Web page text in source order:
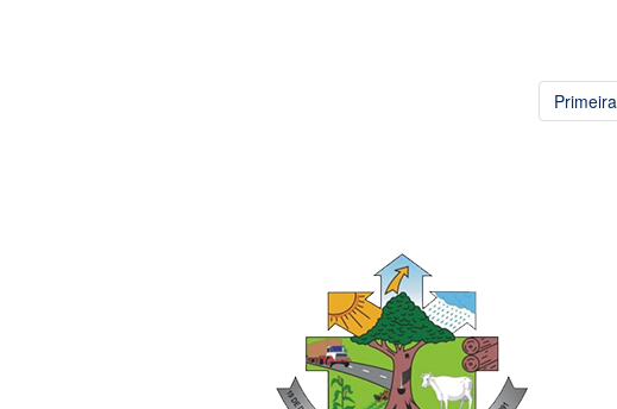
Primeira